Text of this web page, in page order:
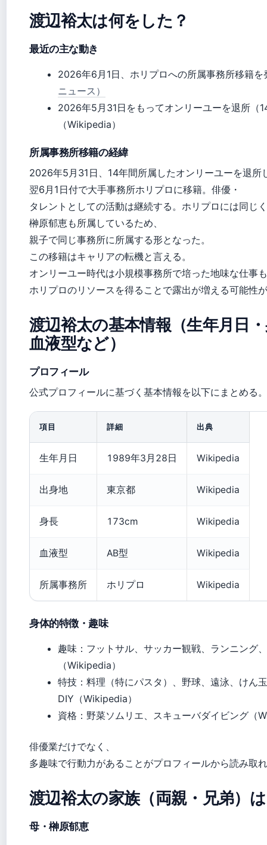
渡辺裕太は何をした？
最近の主な動き
2026年6月1日、ホリプロへの所属事務所移籍を
ニュース）
2026年5月31日をもってオンリーユーを退所（
（Wikipedia）
所属事務所移籍の経緯
2026年5月31日、14年間所属したオンリーユーを退所
翌6月1日付で大手事務所ホリプロに移籍。俳優・
タレントとしての活動は継続する。ホリプロには同じ
榊原郁恵も所属しているため、
親子で同じ事務所に所属する形となった。
この移籍はキャリアの転機と言える。
オンリーユー時代は小規模事務所で培った地味な仕事
ホリプロのリソースを得ることで露出が増える可能性
渡辺裕太の基本情報（生年月日
血液型など）
プロフィール
公式プロフィールに基づく基本情報を以下にまとめる。
項目 詳細 出典
生年月日 1989年3月28日 Wikipedia
出身地 東京都 Wikipedia
身長 173cm Wikipedia
血液型 AB型 Wikipedia
所属事務所 ホリプロ Wikipedia
身体的特徴・趣味
趣味：フットサル、サッカー観戦、ランニング
（Wikipedia）
特技：料理（特にパスタ）、野球、遠泳、けん
DIY（Wikipedia）
資格：野菜ソムリエ、スキューバダイビング（
俳優業だけでなく、
多趣味で行動力があることがプロフィールから読み取
渡辺裕太の家族（両親・兄弟）
母・榊原郁恵